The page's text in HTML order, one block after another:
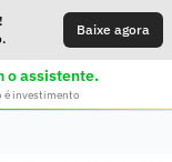
Baixe agora
o assistente.
é investimento